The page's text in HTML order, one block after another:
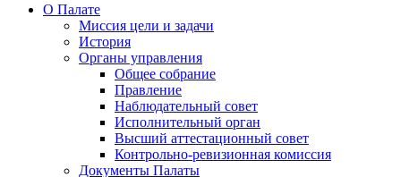
О Палате
Миссия цели и задачи
История
Органы управления
Общее собрание
Правление
Наблюдательный совет
Исполнительный орган
Высший аттестационный совет
Контрольно-ревизионная комиссия
Документы Палаты